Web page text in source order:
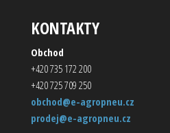
KONTAKTY
Obchod
+420 735 172 200
+420 725 709 250
obchod@e-agropneu.cz
prodej@e-agropneu.cz